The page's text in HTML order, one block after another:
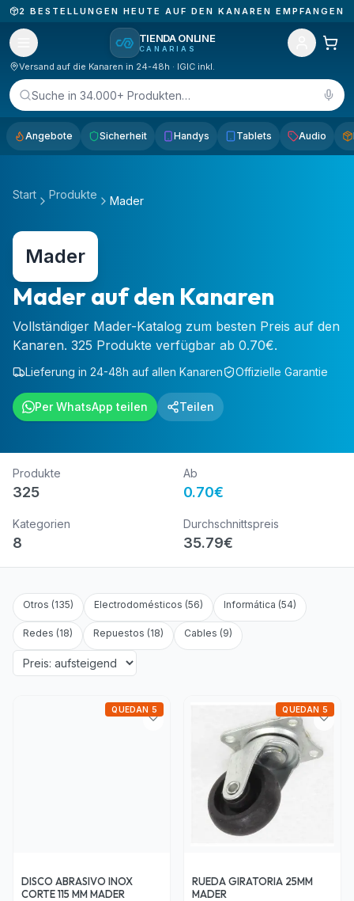
2 BESTELLUNGEN HEUTE AUF DEN KANAREN EMPFANGEN
TIENDA ONLINE
CANARIAS
Versand auf die Kanaren in 24-48h · IGIC inkl.
Suche in 34.000+ Produkten…
Angebote Sicherheit Handys Tablets Audio
Start Produkte Mader
Mader
Mader auf den Kanaren
Vollständiger Mader-Katalog zum besten Preis auf den
Kanaren. 325 Produkte verfügbar ab 0.70€.
Lieferung in 24-48h auf allen Kanaren Offizielle Garantie
Per WhatsApp teilen Teilen
Produkte
325
Ab
0.70€
Kategorien
8
Durchschnittspreis
35.79€
Otros (135) Electrodomésticos (56) Informática (54)
Redes (18) Repuestos (18) Cables (9)
DISCO ABRASIVO INOX
CORTE 115 MM MADER
QUEDAN 5
RUEDA GIRATORIA 25MM
MADER
QUEDAN 5